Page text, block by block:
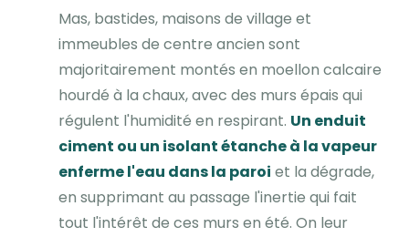
Mas, bastides, maisons de village et
immeubles de centre ancien sont
majoritairement montés en moellon calcaire
hourdé à la chaux, avec des murs épais qui
régulent l'humidité en respirant. Un enduit
ciment ou un isolant étanche à la vapeur
enferme l'eau dans la paroi et la dégrade,
en supprimant au passage l'inertie qui fait
tout l'intérêt de ces murs en été. On leur